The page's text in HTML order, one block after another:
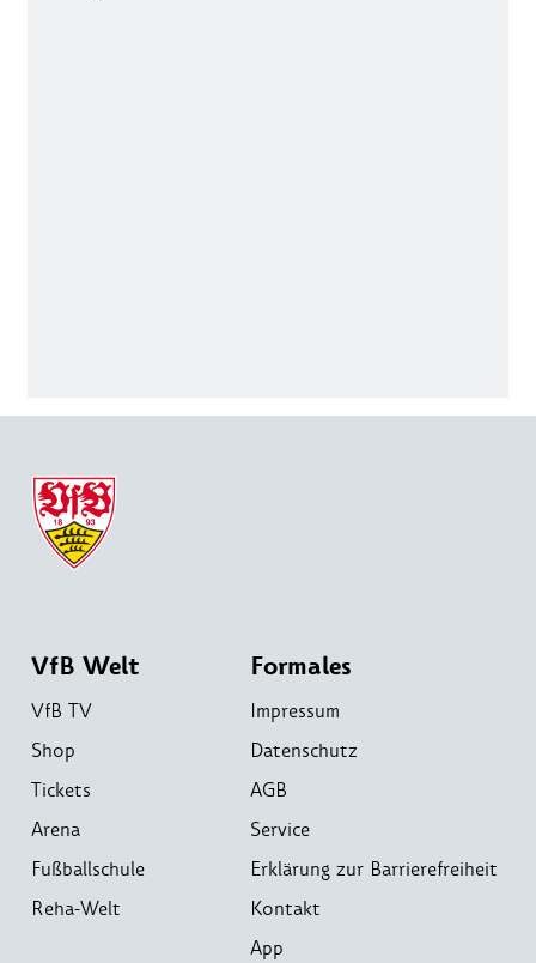
VfB Welt
VfB TV
Shop
Tickets
Arena
Fußballschule
Reha-Welt
Formales
Impressum
Datenschutz
AGB
Service
Erklärung zur Barrierefreiheit
Kontakt
App